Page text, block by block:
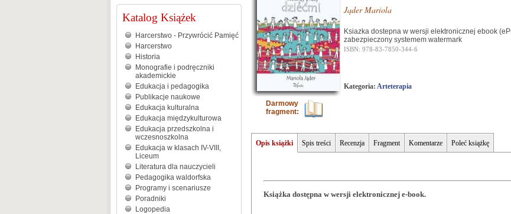
Katalog Książek
Harcerstwo - Przywrócić Pamięć
Harcerstwo
Historia
Monografie i podręczniki
akademickie
Edukacja i pedagogika
Publikacje naukowe
Edukacja kulturalna
Edukacja międzykulturowa
Edukacja przedszkolna i
wczesnoszkolna
Edukacja w klasach IV-VIII,
Liceum
Literatura dla nauczycieli
Pedagogika waldorfska
Programy i scenariusze
Poradniki
Logopedia
Darmowy
fragment:
Jąder Mariola
Ksiazka dostepna w wersji elektronicznej ebook
zabezpieczony systemem watermark
ISBN: 978-83-7850-344-6
Kategoria: Arteterapia
Opis książki Spis treści Recenzja Fragment Komentarze Poleć książkę
Książka dostępna w wersji elektronicznej e-book.